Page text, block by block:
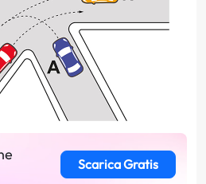
Scarica Gratis